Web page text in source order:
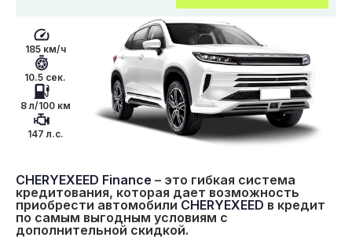
185 км/ч
10.5 сек.
8 л/100 км
147 л.с.
CHERYEXEED Finance – это гибкая система
кредитования, которая дает возможность
приобрести автомобилиCHERYEXEED в кредит
по самым выгодным условиям с
дополнительной скидкой.